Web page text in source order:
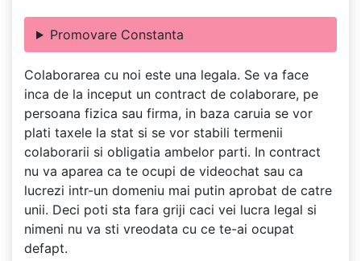
Promovare Constanta
Colaborarea cu noi este una legala. Se va face
inca de la inceput un contract de colaborare, pe
persoana fizica sau firma, in baza caruia se vor
plati taxele la stat si se vor stabili termenii
colaborarii si obligatia ambelor parti. In contract
nu va aparea ca te ocupi de videochat sau ca
lucrezi intr-un domeniu mai putin aprobat de catre
unii. Deci poti sta fara griji caci vei lucra legal si
nimeni nu va sti vreodata cu ce te-ai ocupat
defapt.